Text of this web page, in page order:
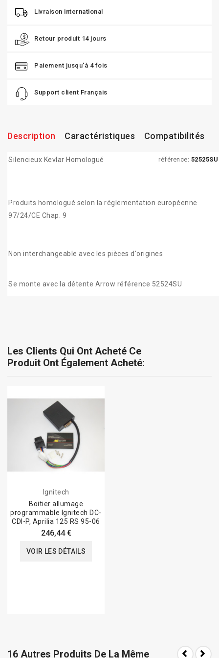
Livraison international
Retour produit 14 jours
Paiement jusqu'à 4 fois
Support client Français
Description Caractéristiques Compatibilités
référence: 52525SU
Silencieux Kevlar Homologué
Produits homologué selon la réglementation européenne
97/24/CE Chap. 9
Non interchangeable avec les pièces d'origines
Se monte avec la détente Arrow référence 52524SU
Les Clients Qui Ont Acheté Ce
Produit Ont Également Acheté:
Ignitech
Boitier allumage
programmable Ignitech DC-
CDI-P, Aprilia 125 RS 95-06
246,44 €
VOIR LES DÉTAILS
16 Autres Produits De La Même